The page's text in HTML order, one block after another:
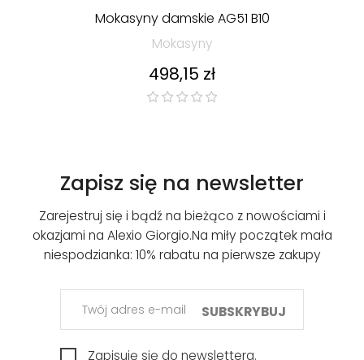
Mokasyny damskie AG51 B10
Mokasyny
Cena
498,15 zł
Zapisz się na newsletter
Zarejestruj się i bądź na bieżąco z nowościami i
okazjami na Alexio Giorgio.Na miły początek mała
niespodzianka: 10% rabatu na pierwsze zakupy
SUBSKRYBUJ
Zapisuję się do newslettera.